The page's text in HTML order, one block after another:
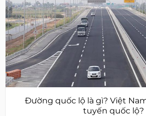
Đường quốc lộ là gì? Việt
tuyến quốc lộ?